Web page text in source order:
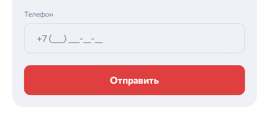
Телефон
Отправить